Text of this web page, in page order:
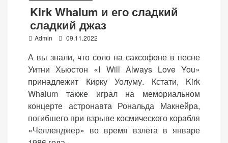
Kirk Whalum и его сладкий
сладкий джаз
Admin
s
t
e
o
n
09.11.2022
А вы знали, что соло на саксофоне в песне
Уитни Хьюстон «I Will Always Love You»
принадлежит Кирку Уолуму. Кстати, Kirk
Whalum также играл на мемориальном
концерте астронавта Рональда Макнейра,
погибшего при взрыве космического корабля
«Челленджер» во время взлета в январе